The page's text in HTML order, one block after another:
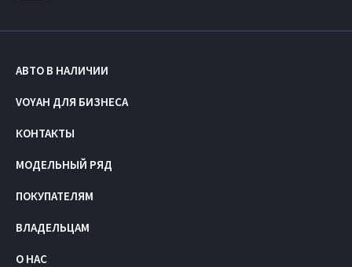
АВТО В НАЛИЧИИ
VOYAH ДЛЯ БИЗНЕСА
КОНТАКТЫ
МОДЕЛЬНЫЙ РЯД
ПОКУПАТЕЛЯМ
ВЛАДЕЛЬЦАМ
О НАС